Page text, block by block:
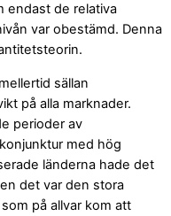
endast de relativa
var obestämd. Denna
sällan
på alla marknader.
perioder av
med hög
länderna hade det
det var den stora
på allvar kom att